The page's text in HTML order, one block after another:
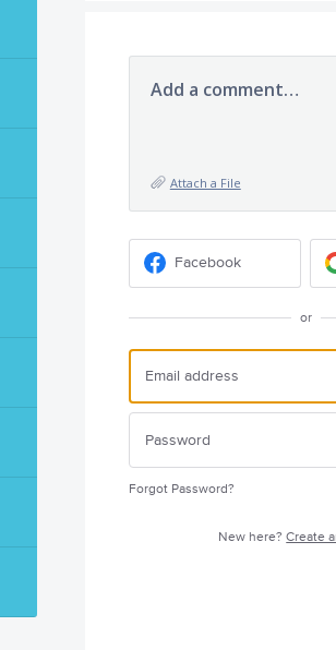
Add a comment…
Attach a File
Facebook
or
Forgot Password?
New here?Create